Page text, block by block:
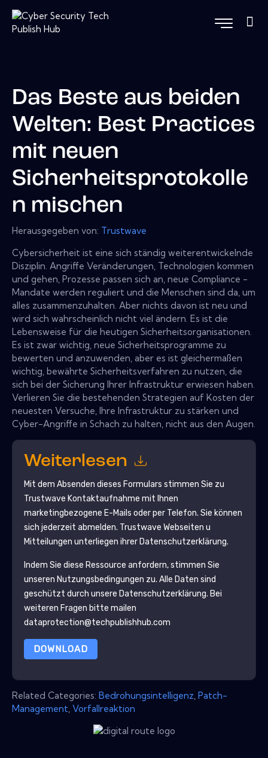
Das Beste aus beiden
Welten: Best Practices
mit neuen
Sicherheitsprotokolle
n mischen
Herausgegeben von: Trustwave
Cybersicherheit ist eine sich ständig weiterentwickelnde
Disziplin. Angriffe Veränderungen, Technologien kommen
und gehen, Prozesse passen sich an, neue Compliance -
Mandate werden reguliert und die Menschen sind da, um
alles zusammenzuhalten. Aber nichts davon ist neu und
wird sich wahrscheinlich nicht viel ändern. Es ist die
Lebensweise für die heutigen Sicherheitsorganisationen.
Es ist zwar wichtig, neue Sicherheitsprogramme zu
bewerten und anzuwenden, aber es ist gleichermaßen
wichtig, bewährte Sicherheitsverfahren zu nutzen, die
sich bei der Sicherung Ihrer Infrastruktur erwiesen haben.
Verlieren Sie die bestehenden Strategien auf Kosten der
neuesten Versuche, Ihre Infrastruktur zu stärken und
Cyber-Angriffe in Schach zu halten, nicht aus den Augen.
Weiterlesen
Mit dem Absenden dieses Formulars stimmen Sie zu
Trustwave Kontaktaufnahme mit Ihnen
marketingbezogene E-Mails oder per Telefon. Sie können
sich jederzeit abmelden. Trustwave Webseiten u
Mitteilungen unterliegen ihrer Datenschutzerklärung.
Indem Sie diese Ressource anfordern, stimmen Sie
unseren Nutzungsbedingungen zu. Alle Daten sind
geschützt durch unsere Datenschutzerklärung. Bei
weiteren Fragen bitte mailen
dataprotection@techpublishhub.com
DOWNLOAD
Related Categories: Bedrohungsintelligenz Patch-
Management Vorfallreaktion